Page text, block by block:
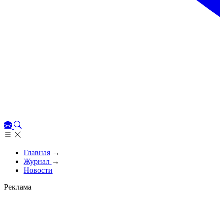
Главная →
Журнал →
Новости
Реклама